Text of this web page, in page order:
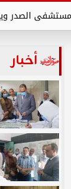
علي...
أخبار